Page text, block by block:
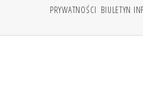
PRYWATNOŚCI BIULETYN